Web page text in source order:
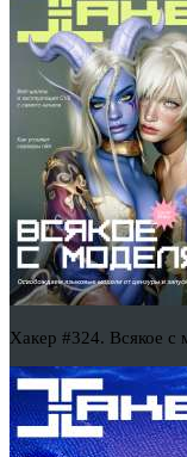
Хакер #324. Всякое с